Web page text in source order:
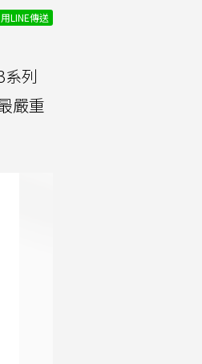
用LINE傳送
系列
嚴重